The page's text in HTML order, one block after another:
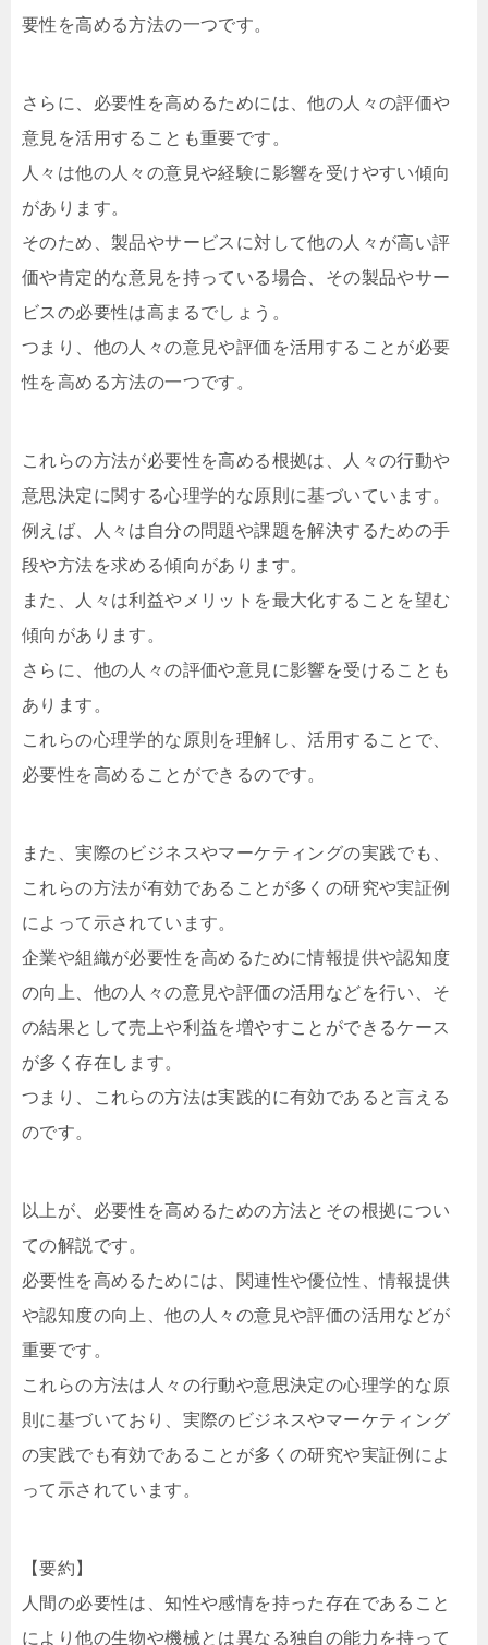
要性を高める方法の一つです。
さらに、必要性を高めるためには、他の人々の評価や
意見を活用することも重要です。
人々は他の人々の意見や経験に影響を受けやすい傾向
があります。
そのため、製品やサービスに対して他の人々が高い評
価や肯定的な意見を持っている場合、その製品やサー
ビスの必要性は高まるでしょう。
つまり、他の人々の意見や評価を活用することが必要
性を高める方法の一つです。
これらの方法が必要性を高める根拠は、人々の行動や
意思決定に関する心理学的な原則に基づいています。
例えば、人々は自分の問題や課題を解決するための手
段や方法を求める傾向があります。
また、人々は利益やメリットを最大化することを望む
傾向があります。
さらに、他の人々の評価や意見に影響を受けることも
あります。
これらの心理学的な原則を理解し、活用することで、
必要性を高めることができるのです。
また、実際のビジネスやマーケティングの実践でも、
これらの方法が有効であることが多くの研究や実証例
によって示されています。
企業や組織が必要性を高めるために情報提供や認知度
の向上、他の人々の意見や評価の活用などを行い、そ
の結果として売上や利益を増やすことができるケース
が多く存在します。
つまり、これらの方法は実践的に有効であると言える
のです。
以上が、必要性を高めるための方法とその根拠につい
ての解説です。
必要性を高めるためには、関連性や優位性、情報提供
や認知度の向上、他の人々の意見や評価の活用などが
重要です。
これらの方法は人々の行動や意思決定の心理学的な原
則に基づいており、実際のビジネスやマーケティング
の実践でも有効であることが多くの研究や実証例によ
って示されています。
【要約】
人間の必要性は、知性や感情を持った存在であること
により他の生物や機械とは異なる独自の能力を持って